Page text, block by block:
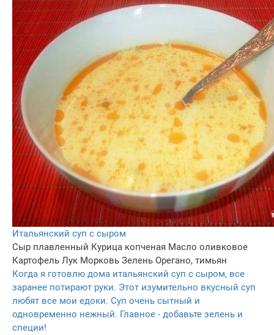
Итальянский суп с сыром
Сыр плавленный Курица копченая Масло оливковое
Картофель Лук Морковь Зелень Орегано, тимьян
Когда я готовлю дома итальянский суп с сыром, все
заранее потирают руки. Этот изумительно вкусный суп
любят все мои едоки. Суп очень сытный и
одновременно нежный. Главное - добавьте зелень и
специи!